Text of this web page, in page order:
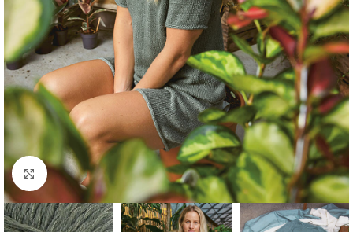
Click to enlarge